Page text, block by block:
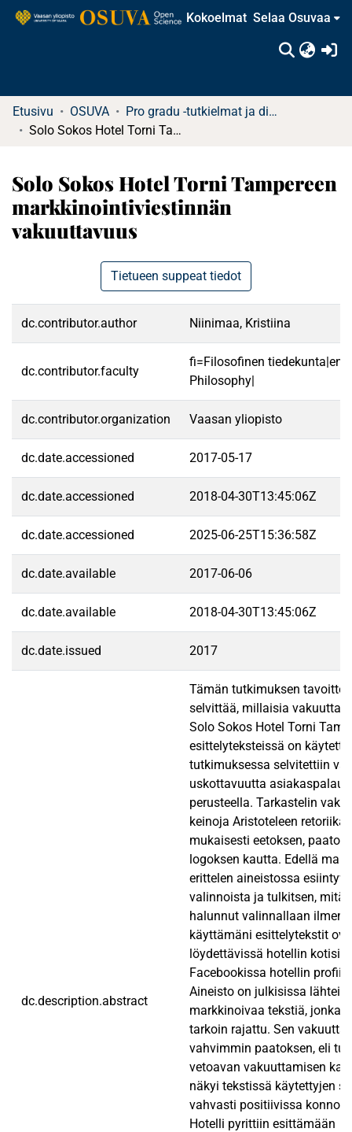
Kokoelmat Selaa Osuvaa
Etusivu OSUVA
Pro gradu -tutkielmat ja diplomityöt
Solo Sokos Hotel Torni Tampereen markkinointiviestinnän vakuuttavuus
Solo Sokos Hotel Torni Tampereen
markkinointiviestinnän
vakuuttavuus
Tietueen suppeat tiedot
dc.contributor.author Niinimaa, Kristiina
dc.contributor.faculty
fi=Filosofinen
Philosophy|
dc.contributor.organization Vaasan yliopisto
dc.date.accessioned 2017-05-17
dc.date.accessioned 2018-04-30T13:45:06Z
dc.date.accessioned 2025-06-25T15:36:58Z
dc.date.available 2017-06-06
dc.date.available 2018-04-30T13:45:06Z
dc.date.issued 2017
dc.description.abstract
Tämän tutkimuksen
selvittää, millaisia
Solo Sokos Hotel Torni
esittelyteksteissä on
tutkimuksessa selvitettiin
uskottavuutta
perusteella. Tarkastelin
keinoja Aristoteleen
mukaisesti eetoksen,
logoksen kautta. Edellä
erittelen aineistossa
valinnoista ja tulkitsen, mitä
halunnut valinnallaan
käyttämäni esittelytekstit
löydettävissä hotellin
Facebookissa hotellin
Aineisto on julkisissa
markkinoivaa tekstiä, jonka
tarkoin rajattu. Sen
vahvimmin paatoksen, eli
vetoavan vakuuttamisen
näkyi tekstissä käytettyjen
vahvasti positiivissa
Hotelli pyrittiin esittämään